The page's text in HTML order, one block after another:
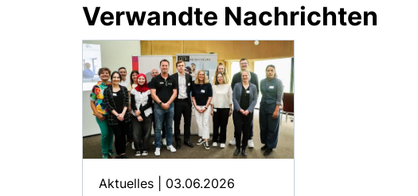
Verwandte Nachrichten
Aktuelles 03.06.2026